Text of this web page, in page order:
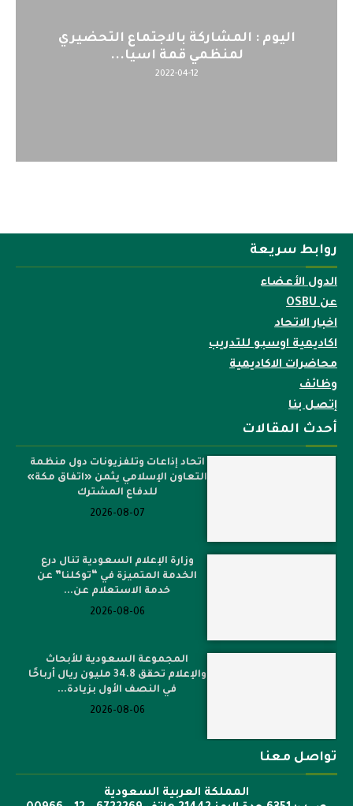
اليوم : المشاركة بالاجتماع التحضيري
لمنظمي قمة اسيا...
2022-04-12
روابط سريعة
الدول الأعضاء
عن OSBU
اخبار الاتحاد
اكاديمية اوسبو للتدريب
محاضرات الاكاديمية
وظائف
إتصل بنا
أحدث المقالات
اتحاد إذاعات وتلفزيونات دول منظمة
التعاون الإسلامي يثمن «اتفاق مكة»
للدفاع المشترك
2026-08-07
وزارة الإعلام السعودية تنال درع
الخدمة المتميزة في “توكلنا” عن
خدمة الاستعلام عن...
2026-08-06
المجموعة السعودية للأبحاث
والإعلام تحقق 34.8 مليون ريال أرباحًا
في النصف الأول بزيادة...
2026-08-06
تواصل معنا
المملكة العربية السعودية